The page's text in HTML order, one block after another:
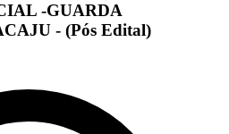
-GUARDA
- (Pós Edital)